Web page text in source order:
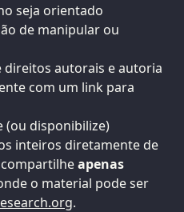
seja orientado
de manipular ou
direitos autorais e autoria
com um link para
(ou disponibilize)
inteiros diretamente de
apenas
o material pode ser
.